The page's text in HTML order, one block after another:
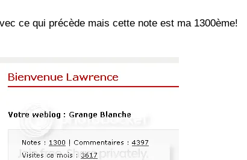
ce qui précède mais cette note est ma 1300ème!